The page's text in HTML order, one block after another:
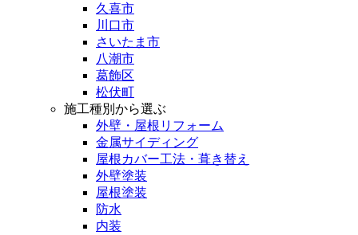
久喜市
川口市
さいたま市
八潮市
葛飾区
松伏町
施工種別から選ぶ
外壁・屋根リフォーム
金属サイディング
屋根カバー工法・葺き替え
外壁塗装
屋根塗装
防水
内装